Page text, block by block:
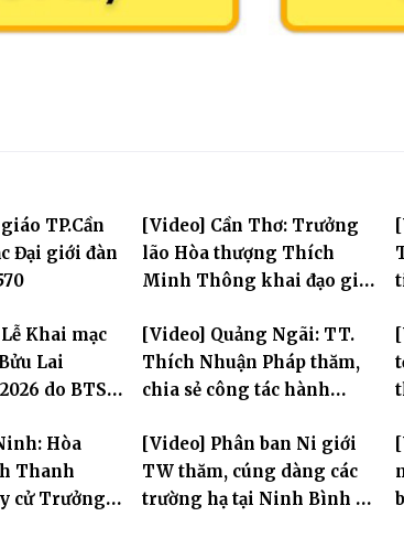
TP.Cần
Đại giới đàn
[Video] Cần Thơ: Trưởng
lão Hòa thượng Thích
Minh Thông khai đạo giới
Khai mạc
Lai
do BTS
[Video] Quảng Ngãi: TT.
Thích Nhuận Pháp thăm,
chia sẻ công tác hành
chư hành giả Ni
Hòa
Thanh
cử Trưởng
[Video] Phân ban Ni giới
TW thăm, cúng dàng các
trường hạ tại Ninh Bình và